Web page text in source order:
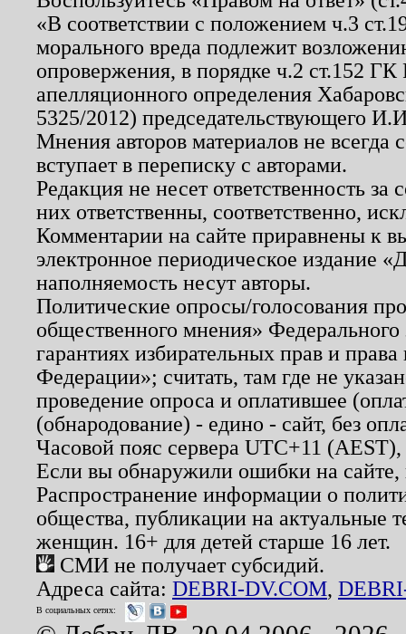
«В соответствии с положением ч.3
морального вреда подлежит
опровержения, в порядке ч.2 ст.152
апелляционного определения
5325/2012) председательствующего
Мнения авторов материалов не
вступает в переписку с авторами.
Редакция не несет ответственность
них ответственны, соответственно,
Комментарии на сайте приравнены к
электронное периодическое издание
наполняемость несут авторы.
Политические опросы/голосования
общественного мнения»
гарантиях избирательных прав и
Федерации»; считать, там где не
проведение опроса и оплатившее
(обнародование) - едино - сайт, без
Часовой пояс сервера UTC+11
Если вы обнаружили ошибки на
Распространение информации о
общества, публикации на актуальные
женщин. 16+ для детей старше 16 лет.
СМИ не получает субсидий.
Адреса сайта: DEBRI-DV.COM,
В социальных сетях: